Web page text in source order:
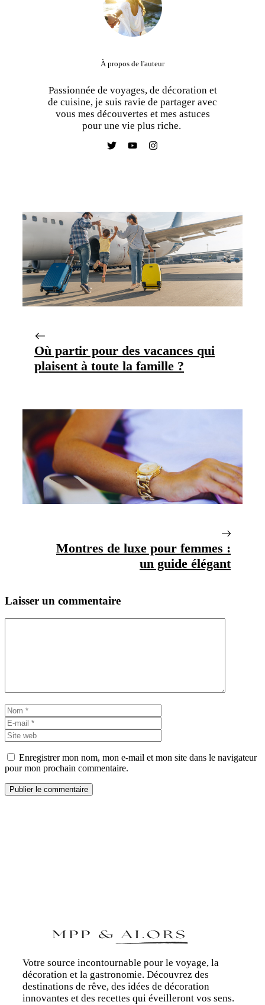
À propos de l'auteur
Passionnée de voyages, de décoration et
de cuisine, je suis ravie de partager avec
vous mes découvertes et mes astuces
pour une vie plus riche.
Où partir pour des vacances qui
plaisent à toute la famille ?
Montres de luxe pour femmes :
un guide élégant
Laisser un commentaire
Nom
mail
web
Enregistrer mon nom, mon e-mail et mon site dans le navigateur
pour mon prochain commentaire.
Votre source incontournable pour le voyage, la
décoration et la gastronomie. Découvrez des
destinations de rêve, des idées de décoration
innovantes et des recettes qui éveilleront vos sens.